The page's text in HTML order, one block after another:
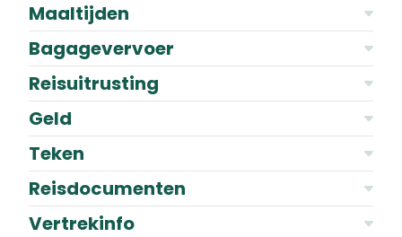
Maaltijden
Bagagevervoer
Reisuitrusting
Geld
Teken
Reisdocumenten
Vertrekinfo